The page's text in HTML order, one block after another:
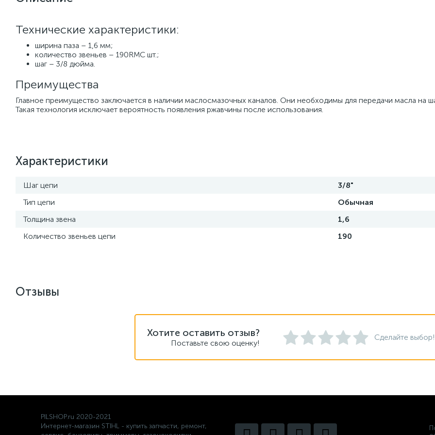
Технические характеристики:
ширина паза – 1,6 мм;
количество звеньев – 190RMC шт.;
шаг – 3/8 дюйма.
Преимущества
Главное преимущество заключается в наличии маслосмазочных каналов. Они необходимы для передачи масла на
Такая технология исключает вероятность появления ржавчины после использования.
Характеристики
Шаг цепи
3/8"
Тип цепи
Обычная
Толщина звена
1,6
Количество звеньев цепи
190
Отзывы
Хотите оставить отзыв?
Поставьте свою оценку!
Сделайте выбор!
PILSHOP.ru 2020-2021
Интернет-магазин STIHL - купить запчасти, ремонт,